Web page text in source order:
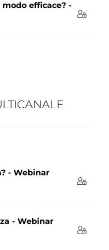
efficace? -
- Webinar
- Webinar